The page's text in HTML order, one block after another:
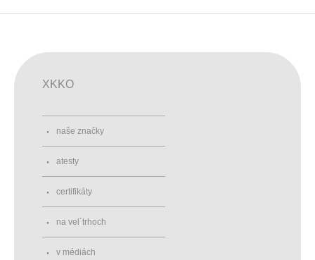
XKKO
naše značky
atesty
certifikáty
na vel´trhoch
v médiách